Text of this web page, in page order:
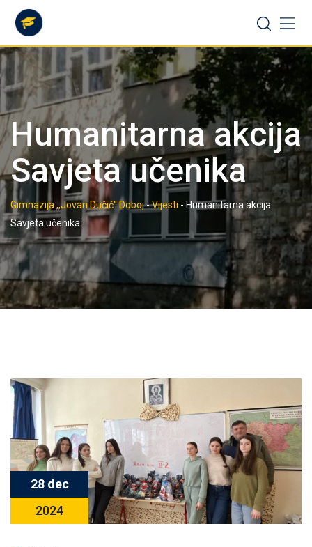
content
Humanitarna akcija
Savjeta učenika
Gimnazija ,,Jovan Dučić" Doboj-Vijesti - Humanitarna akcija
Savjeta učenika
28 dec
2024